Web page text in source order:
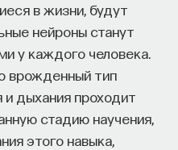
в жизни, будут
нейроны станут
у каждого человека.
врожденный тип
дыхания проходит
стадию научения,
этого навыка,